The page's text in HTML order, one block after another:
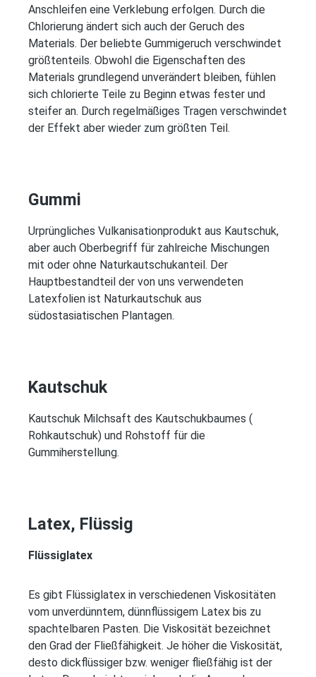
Anschleifen eine Verklebung erfolgen. Durch die
Chlorierung ändert sich auch der Geruch des
Materials. Der beliebte Gummigeruch verschwindet
größtenteils. Obwohl die Eigenschaften des
Materials grundlegend unverändert bleiben, fühlen
sich chlorierte Teile zu Beginn etwas fester und
steifer an. Durch regelmäßiges Tragen verschwindet
der Effekt aber wieder zum größten Teil.
Gummi
Urprüngliches Vulkanisationprodukt aus Kautschuk,
aber auch Oberbegriff für zahlreiche Mischungen
mit oder ohne Naturkautschukanteil. Der
Hauptbestandteil der von uns verwendeten
Latexfolien ist Naturkautschuk aus
südostasiatischen Plantagen.
Kautschuk
Kautschuk Milchsaft des Kautschukbaumes (
Rohkautschuk) und Rohstoff für die
Gummiherstellung.
Latex, Flüssig
Flüssiglatex
Es gibt Flüssiglatex in verschiedenen Viskositäten
vom unverdünntem, dünnflüssigem Latex bis zu
spachtelbaren Pasten. Die Viskosität bezeichnet
den Grad der Fließfähigkeit. Je höher die Viskosität,
desto dickflüssiger bzw. weniger fließfähig ist der